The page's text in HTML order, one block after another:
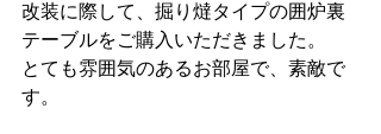
改装に際して、掘り燵タイプの囲炉裏
テーブルをご購入いただきました。
とても雰囲気のあるお部屋で、素敵で
す。